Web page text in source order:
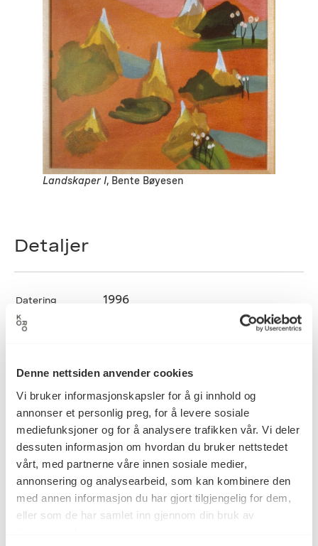
Denne nettsiden anvender cookies
Vi bruker informasjonskapsler for å gi innhold og
annonser et personlig preg, for å levere sosiale
mediefunksjoner og for å analysere trafikken vår. Vi deler
dessuten informasjon om hvordan du bruker nettstedet
vårt, med partnerne våre innen sosiale medier,
annonsering og analysearbeid, som kan kombinere den
med annen informasjon du har gjort tilgjengelig for dem,
eller som de har samlet inn gjennom din bruk av
Landskaper I, Bente Bøyesen
Detaljer
Datering 1996
Kategori Maleri
Diameter: 0cm
Dybde: 0cm
Bredde: 46cm